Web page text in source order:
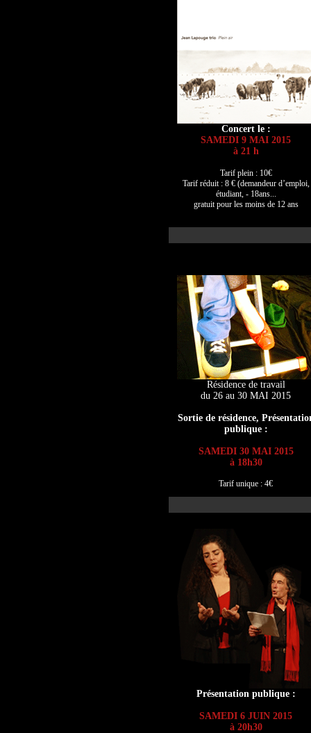
Concert le :
SAMEDI 9 MAI 2015
à 21 h
Tarif plein : 10€
Tarif réduit : 8 € (demandeur d’emploi,
étudiant, - 18ans...
gratuit pour les moins de 12 ans
Résidence de travail
du 26 au 30 MAI 2015
Sortie de résidence,
publique :
SAMEDI 30 MAI 2015
à 18h30
Tarif unique : 4€
Présentation publique :
SAMEDI 6 JUIN 2015
à 20h30